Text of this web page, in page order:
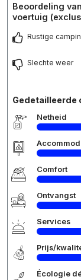
Beoordeling
voertuig
Rustige
Slechte weer
Gedetailleerde
Netheid
Comfort
Ontvangst
Services
Prijs/
Écologie